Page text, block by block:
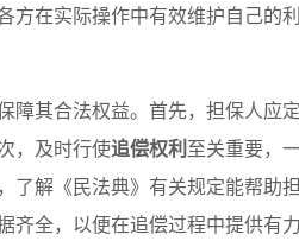
在实际操作中有效维护自己的利
障其合法权益。首先，担保人应
，及时行使追偿权利至关重要，
了解《民法典》有关规定能帮助
全，以便在追偿过程中提供有